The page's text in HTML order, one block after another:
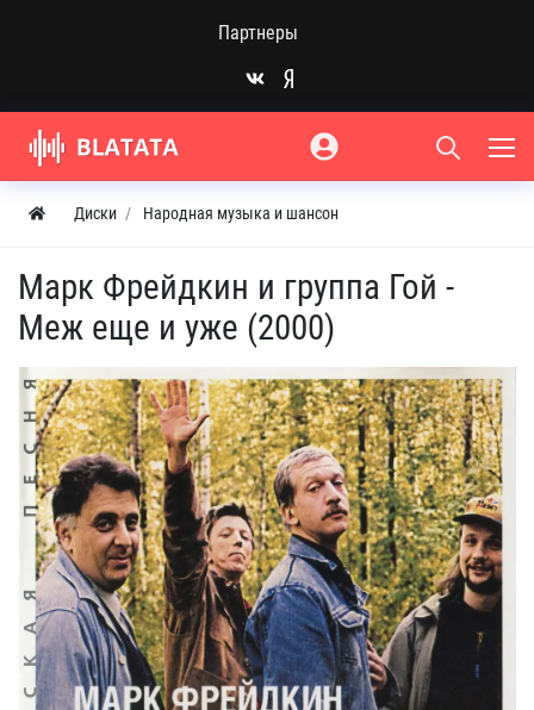
Партнеры
Диски Народная музыка и шансон
Марк Фрейдкин и группа Гой -
Меж еще и уже (2000)